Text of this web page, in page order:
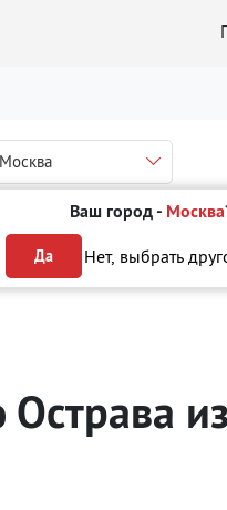
Москва
Ваш город - Москва
Да Нет, выбрать
Поиск тура
Острава